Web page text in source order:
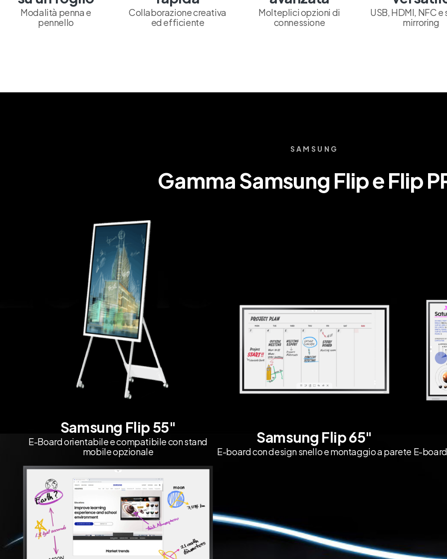
Modalità penna e
pennello
Collaborazione creativa
ed efficiente
Molteplici opzioni di
connessione
USB, HDMI, NFC e
mirroring
SAMSUNG
Gamma Samsung Flip e Flip
Samsung Flip 55"
E-Board orientabile e compatibile con stand
mobile opzionale
Samsung Flip 65"
E-board con design snello e montaggio a parete E-